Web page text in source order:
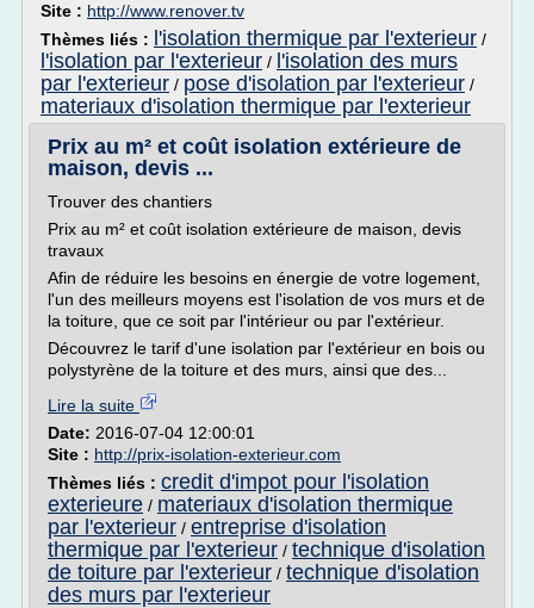
Site : http://www.renover.tv
Thèmes liés :
l'isolation thermique par l'exterieur /
l'isolation par l'exterieur / l'isolation des murs
par l'exterieur / pose d'isolation par l'exterieur /
materiaux d'isolation thermique par l'exterieur
Prix au m² et coût isolation extérieure de
maison, devis ...
Trouver des chantiers
Prix au m² et coût isolation extérieure de maison, devis
travaux
Afin de réduire les besoins en énergie de votre logement,
l'un des meilleurs moyens est l'isolation de vos murs et de
la toiture, que ce soit par l'intérieur ou par l'extérieur.
Découvrez le tarif d'une isolation par l'extérieur en bois ou
polystyrène de la toiture et des murs, ainsi que des...
Lire la suite
Date: 2016-07-04 12:00:01
Site : http://prix-isolation-exterieur.com
Thèmes liés : credit d'impot pour l'isolation
exterieure / materiaux d'isolation thermique
par l'exterieur / entreprise d'isolation
thermique par l'exterieur / technique d'isolation
de toiture par l'exterieur / technique d'isolation
des murs par l'exterieur